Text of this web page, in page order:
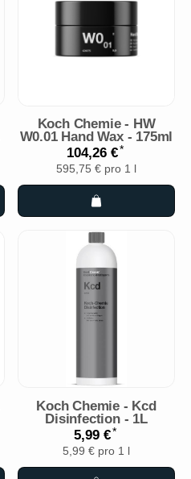
Koch Chemie - HW
W0.01 Hand Wax - 175ml
104,26 €*
595,75 € pro 1 l
Koch Chemie - Kcd
Disinfection - 1L
5,99 €*
5,99 € pro 1 l